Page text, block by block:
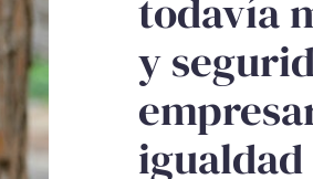
todavía
y